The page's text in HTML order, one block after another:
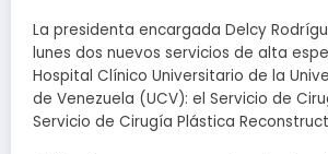
La presidenta encargada Delcy
lunes dos nuevos servicios de alta
Hospital Clínico Universitario de la
de Venezuela (UCV): el Servicio de
Servicio de Cirugía Plástica